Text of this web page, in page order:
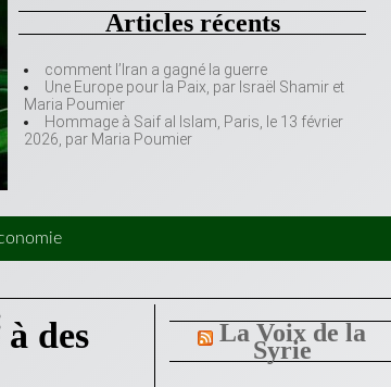
Articles récents
comment l’Iran a gagné la guerre
Une Europe pour la Paix, par Israël Shamir et
Maria Poumier
Hommage à Saif al Islam, Paris, le 13 février
2026, par Maria Poumier
La Voix de la
Syrie
des